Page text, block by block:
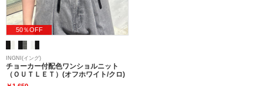
50％OFF
INGNI(イング)
チョーカー付配色ワンショルニット
（ＯＵＴＬＥＴ）(オフホワイト/クロ)